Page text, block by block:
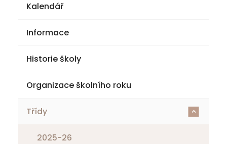
Kalendář
Informace
Historie školy
Organizace školního roku
Třídy <
2025-26